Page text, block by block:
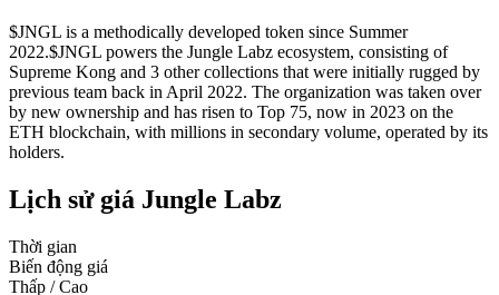
$JNGL is a methodically developed token since Summer
2022.$JNGL powers the Jungle Labz ecosystem, consisting of
Supreme Kong and 3 other collections that were initially rugged by
previous team back in April 2022. The organization was taken over
by new ownership and has risen to Top 75, now in 2023 on the
ETH blockchain, with millions in secondary volume, operated by its
holders.
Lịch sử giá Jungle Labz
Thời gian
Biến động giá
Thấp / Cao